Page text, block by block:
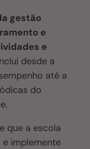
gestão
e
e
desde a
até a
do
que a escola
e implemente